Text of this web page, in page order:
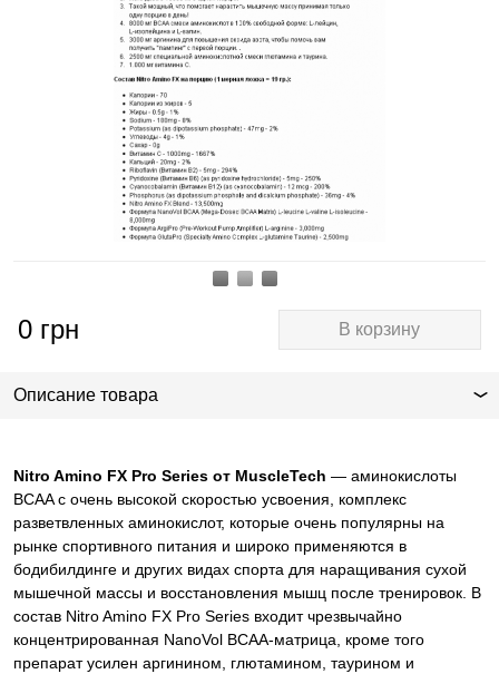
0 грн В корзину
Описание товара
Nitro Amino FX Pro Series от MuscleTech — аминокислоты
BCAA с очень высокой скоростью усвоения, комплекс
разветвленных аминокислот, которые очень популярны на
рынке спортивного питания и широко применяются в
бодибилдинге и других видах спорта для наращивания сухой
мышечной массы и восстановления мышц после тренировок. В
состав Nitro Amino FX Pro Series входит чрезвычайно
концентрированная NanoVol BCAA-матрица, кроме того
препарат усилен аргинином, глютамином, таурином и